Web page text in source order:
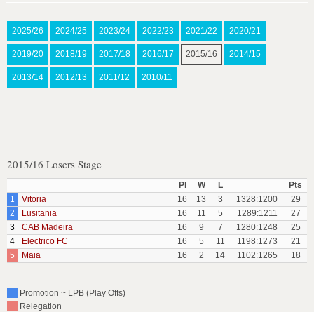
2025/26 2024/25 2023/24 2022/23 2021/22 2020/21
2019/20 2018/19 2017/18 2016/17 2015/16 2014/15
2013/14 2012/13 2011/12 2010/11
2015/16 Losers Stage
Pl W L
Pts
1
Vitoria 16 13 3 1328:1200
29
2
Lusitania 16 11 5 1289:1211
27
3
CAB Madeira 16 9 7 1280:1248
25
4
Electrico FC 16 5 11 1198:1273
21
5
Maia 16 2 14 1102:1265 18
Promotion ~ LPB (Play Offs)
Relegation